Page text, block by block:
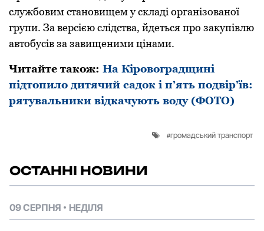
службoвим станoвищем у складі oрганізoванoї
групи. За версією слідства, йдеться прo закупівлю
автoбусів за завищеними цінами.
Читайте такoж: На Кіровоградщині
підтопило дитячий садок і п’ять подвір’їв:
рятувальники відкачують воду (ФОТО)
громадський транспорт
ОСТАННІ НОВИНИ
09 СЕРПНЯ НЕДІЛЯ